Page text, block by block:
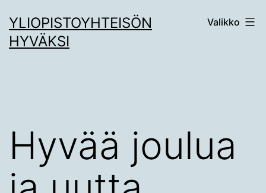
sisältöön
YLIOPISTOYHTEISÖN
HYVÄKSI
Valikko
Hyvää joulua